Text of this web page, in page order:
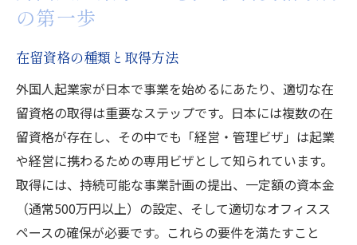
日本の金融機関との関係構築方法
資金調達に成功するための事業計画書作成
外国人起業家が知っておきたい融資制度
経営コンサルタントによる資金調達サポー
トのメリット
資金調達成功のための実践事例
言葉の壁を超えて資金繰りを成功させる方法
の第一歩
在留資格の種類と取得方法
外国人起業家が日本で事業を始めるにあたり、適切な在
留資格の取得は重要なステップです。日本には複数の在
留資格が存在し、その中でも「経営・管理ビザ」は起業
や経営に携わるための専用ビザとして知られています。
取得には、持続可能な事業計画の提出、一定額の資本金
（通常500万円以上）の設定、そして適切なオフィスス
ペースの確保が必要です。これらの要件を満たすこと